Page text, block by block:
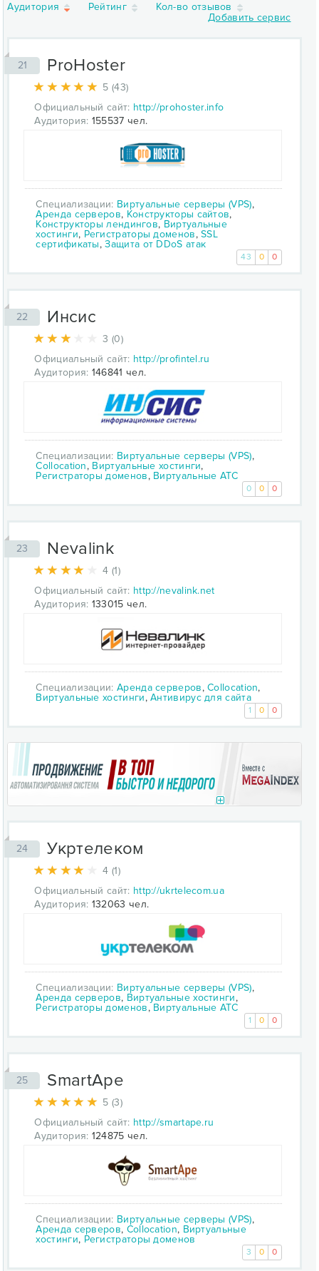
Аудитория Рейтинг
Кол-во отзывов
Добавить сервис
21 ProHoster
5 (43)
Официальный сайт: http://prohoster.info
Аудитория: 155537 чел.
Специализации: Виртуальные серверы (VPS),
Аренда серверов, Конструкторы сайтов,
Конструкторы лендингов, Виртуальные
хостинги, Регистраторы доменов,SSL
сертификаты,Защита от DDoS атак
43 0 0
22 Инсис
3 (0)
Официальный сайт: http://profintel.ru
Аудитория: 146841 чел.
Специализации: Виртуальные серверы (VPS),
Collocation, Виртуальные хостинги,
Регистраторы доменов, Виртуальные АТС
0 0 0
23 Nevalink
4 (1)
Официальный сайт: http://nevalink.net
Аудитория: 133015 чел.
Специализации: Аренда серверов,Collocation,
Виртуальные хостинги,Антивирус для сайта
1 0 0
24 Укртелеком
4 (1)
Официальный сайт: http://ukrtelecom.ua
Аудитория: 132063 чел.
Специализации: Виртуальные серверы (VPS),
Аренда серверов, Виртуальные хостинги,
Регистраторы доменов, Виртуальные АТС
1 0 0
25 SmartApe
5 (3)
Официальный сайт: http://smartape.ru
Аудитория: 124875 чел.
Специализации: Виртуальные серверы (VPS),
Аренда серверов, Collocation, Виртуальные
хостинги, Регистраторы доменов
3 0 0